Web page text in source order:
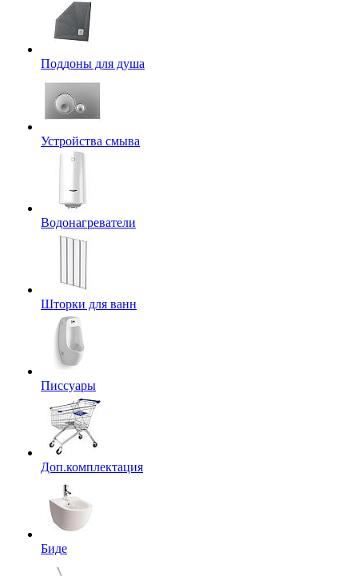
Поддоны для душа
Устройства смыва
Водонагреватели
Шторки для ванн
Писсуары
Доп.комплектация
Биде